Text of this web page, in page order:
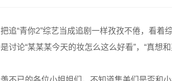
追“青你2”综艺当成追剧一样孜孜不倦，看着
讨论“某某某今天的妆怎么这么好看”，“真想